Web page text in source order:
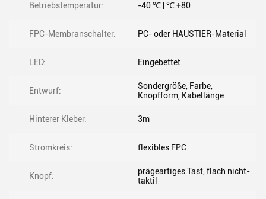
Betriebstemperatur: -40 ℃ | ℃ +80
FPC-Membranschalter: PC- oder HAUSTIER-Material
LED: Eingebettet
Entwurf:
Sondergröße, Farbe,
Knopfform, Kabellänge
Hinterer Kleber: 3m
Stromkreis: flexibles FPC
Knopf:
prägeartiges Tast, flach nicht-
taktil